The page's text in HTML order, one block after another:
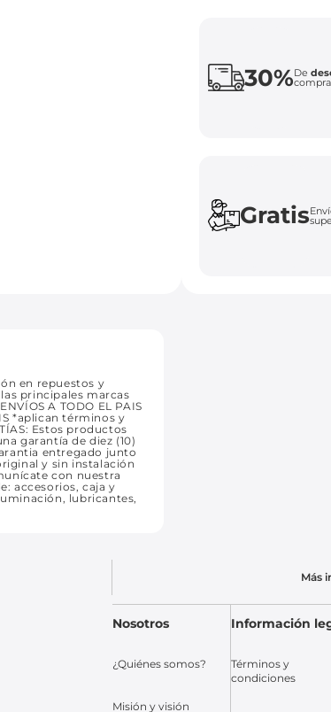
30%De
Gratis
en repuestos y
principales marcas
A TODO EL PAIS
*aplican términos y
Estos productos
garantía de diez (10)
entregado junto
y sin instalación
con nuestra
accesorios, caja y
lubricantes,
Más
Nosotros
¿Quiénes somos?
Misión y visión
Información
Términos y
condiciones